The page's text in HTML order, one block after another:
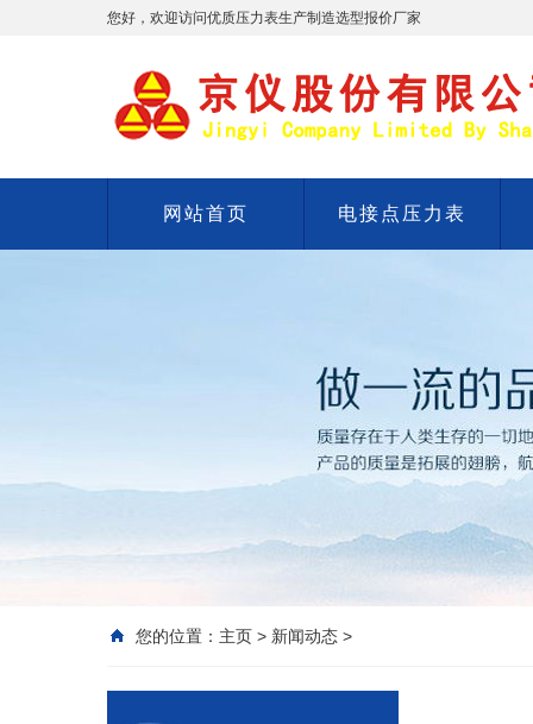
您好，欢迎访问优质压力表生产制造选型报价厂家
网站首页 电接点压力表
您的位置： 主页 > 新闻动态 >